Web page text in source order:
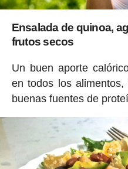
Ensalada de quinoa,
frutos secos
Un buen aporte
en todos los
buenas fuentes de